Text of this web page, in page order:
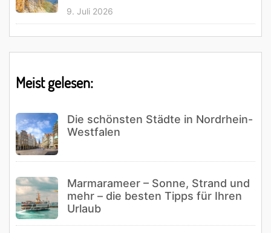
9. Juli 2026
Meist gelesen:
Die schönsten Städte in Nordrhein-
Westfalen
Marmarameer – Sonne, Strand und
mehr – die besten Tipps für Ihren
Urlaub